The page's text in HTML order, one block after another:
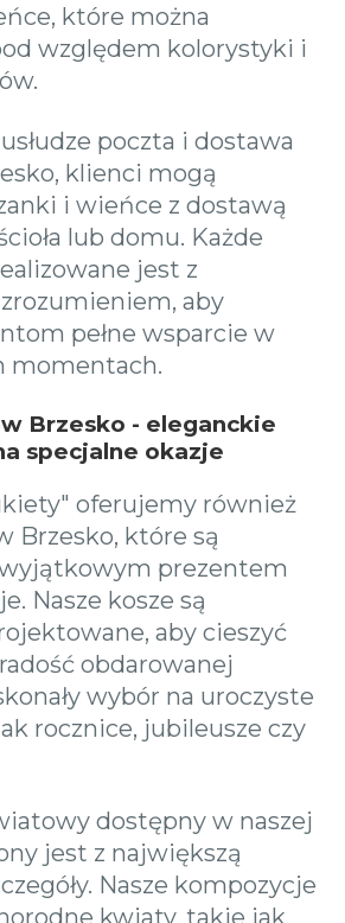
które można
względem kolorystyki i
poczta i dostawa
klienci mogą
i wieńce z dostawą
lub domu. Każde
jest z
aby
pełne wsparcie w
momentach.
Brzesko - eleganckie
specjalne okazje
oferujemy również
Brzesko, które są
prezentem
Nasze kosze są
aby cieszyć
obdarowanej
wybór na uroczyste
rocznice, jubileusze czy
dostępny w naszej
jest z największą
Nasze kompozycje
kwiaty, takie jak